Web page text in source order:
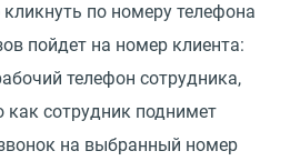
по номеру телефона
пойдет на номер клиента:
телефон сотрудника,
как сотрудник поднимет
на выбранный номер